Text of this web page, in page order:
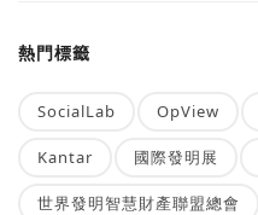
熱門標籤
SocialLab OpView
Kantar 國際發明展
世界發明智慧財產聯盟總會